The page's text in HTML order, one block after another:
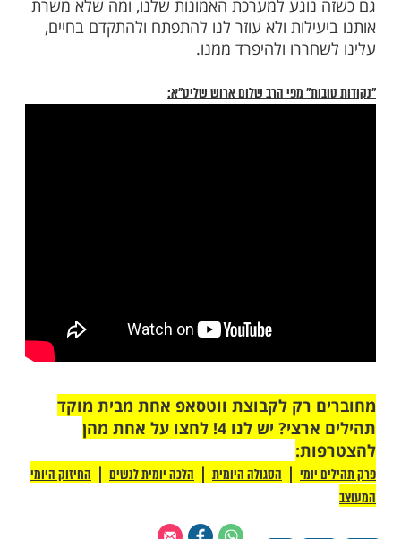
למצבנו ה'בוגר', וכבר לא משרתות את
לפיכך חשוב לעשות חישוב מסלול מחדש
למערכת האמונות שלנו, ומה שלא משרת
ולא עוזר לנו להתפתח ולהתקדם בחיים,
ולהיפרד ממנו.
מפי הרב שלום ארוש שליט"א: